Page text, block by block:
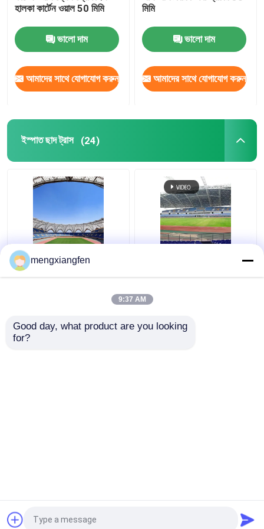
স্টেডিয়াম ইস্পাত কাঠামো
গুদাম ছাদ গঠন
হালকা কার্টেন ওয়াল 50 মিমি
ভালো দাম
আমাদের সাথে যোগাযোগ করুন
মিমি
ভালো দাম
আমাদের সাথে যোগাযোগ করুন
ইস্পাত ছাদ ট্রাস (24)
Q235 বাঁকা ইস্পাত ছাদ ট্রাস
ঢেউতোলা ধাতু ছাদ trusses
Herbert (Suzhou) International Trade Co., Ltd. All
mengxiangfen
9:37 AM
Good day, what product are you looking
for?